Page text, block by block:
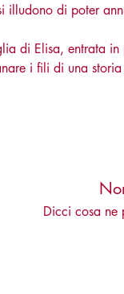
illudono di poter
di Elisa, entrata in
i fili di una
Dicci cosa ne